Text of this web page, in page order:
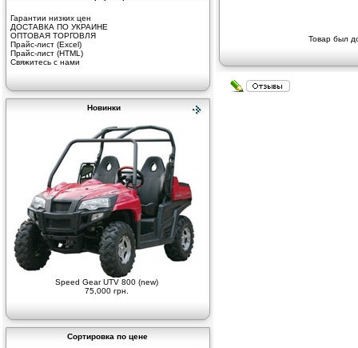
Гарантии низких цен
ДОСТАВКА ПО УКРАИНЕ
ОПТОВАЯ ТОРГОВЛЯ
Прайс-лист (Excel)
Прайс-лист (HTML)
Свяжитесь с нами
Новинки
Speed Gear UTV 800 (new)
75,000 грн.
Сортировка по цене
Товар был